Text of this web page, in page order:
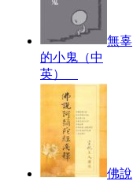
無辜
的小鬼（中
英）
佛說